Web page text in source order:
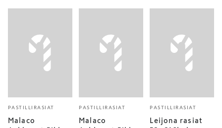
PASTILLIRASIAT
Malaco
PASTILLIRASIAT
Malaco
PASTILLIRASIAT
Leijona rasiat